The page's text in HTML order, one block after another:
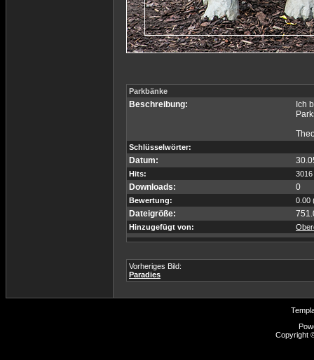
Parkbänke
Beschreibung:
Ich
Schlüsselwörter:
Datum:
Hits: 3016
Downloads: 0
Bewertung: 0.00
Dateigröße:
Hinzugefügt von:
Vorheriges Bild:
Paradies
Copyright